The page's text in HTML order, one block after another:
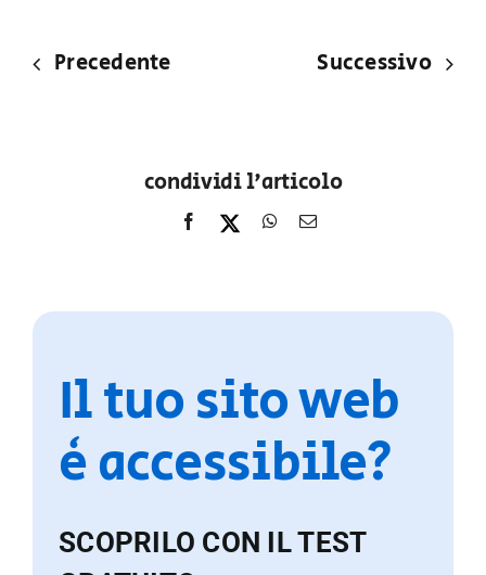
Precedente Successivo
condividi l'articolo
Il tuo sito web
è accessibile?
SCOPRILO CON IL TEST